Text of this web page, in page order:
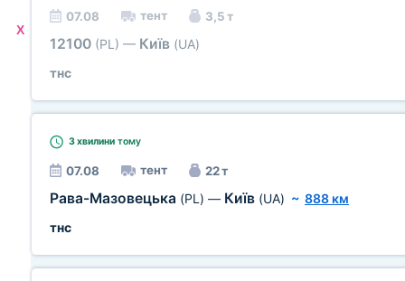
X
07.08 тент 3,5 т
12100 (PL) — Київ (UA)
тнс
3 хвилини тому
07.08 тент 22 т
Рава-Мазовецька (PL) — Київ (UA) ~ 888 км
тнс